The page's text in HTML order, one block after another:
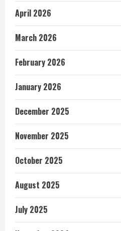
April 2026
March 2026
February 2026
January 2026
December 2025
November 2025
October 2025
August 2025
July 2025